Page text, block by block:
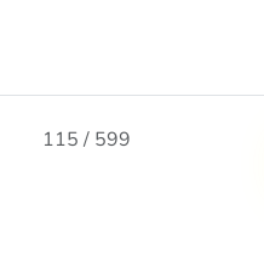
115 / 599